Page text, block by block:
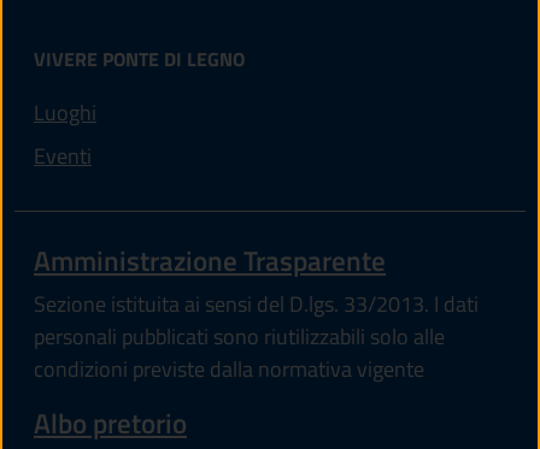
VIVERE PONTE DI LEGNO
Luoghi
Eventi
Amministrazione Trasparente
Sezione istituita ai sensi del D.lgs. 33/2013. I dati
personali pubblicati sono riutilizzabili solo alle
condizioni previste dalla normativa vigente
Albo pretorio